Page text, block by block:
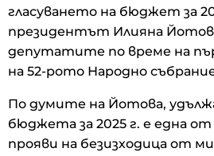
гласуването на бюджет за
президентът Илияна
депутатите по време на
на 52-рото Народно
По думите на Йотова,
бюджета за 2025 г. е една
прояви на безизходица от